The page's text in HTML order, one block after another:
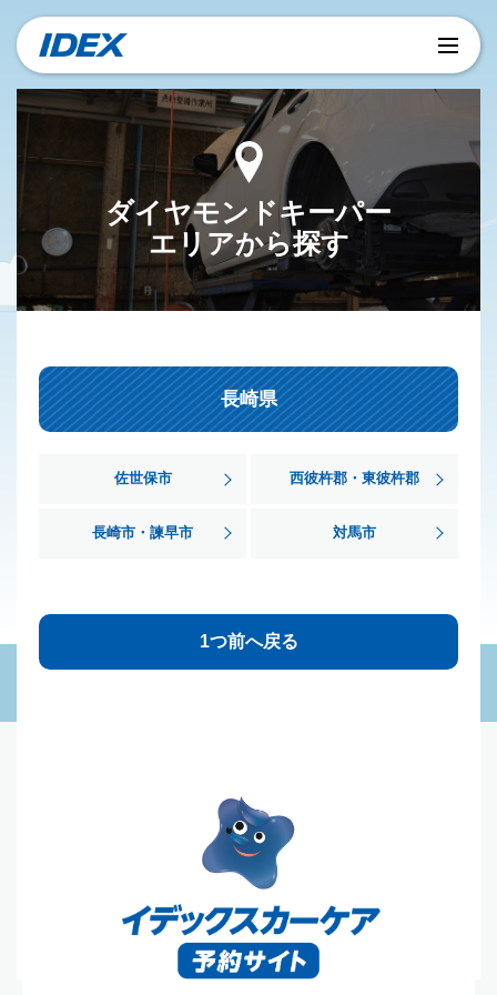
ダイヤモンドキーパー
エリアから探す
長崎県
佐世保市 西彼杵郡・東彼杵郡
長崎市・諫早市 対馬市
1つ前へ戻る